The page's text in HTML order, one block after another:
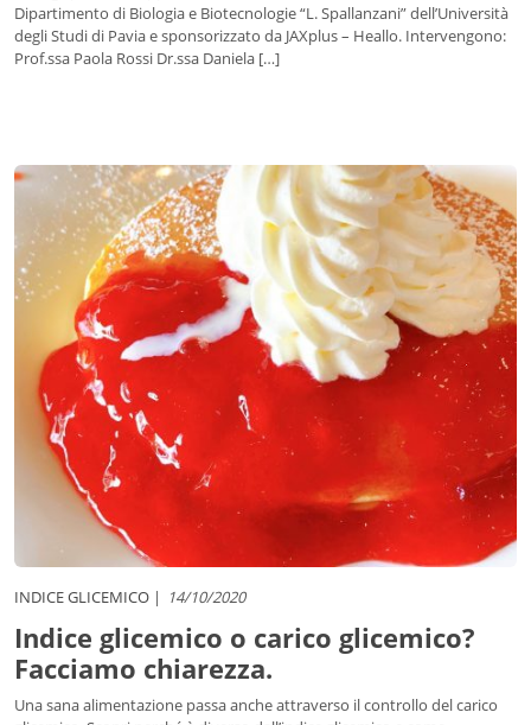
Dipartimento di Biologia e Biotecnologie “L. Spallanzani” dell’Università
degli Studi di Pavia e sponsorizzato da JAXplus – Heallo. Intervengono:
Prof.ssa Paola Rossi Dr.ssa Daniela […]
INDICE GLICEMICO 14/10/2020
Indice glicemico o carico glicemico?
Facciamo chiarezza.
Una sana alimentazione passa anche attraverso il controllo del carico